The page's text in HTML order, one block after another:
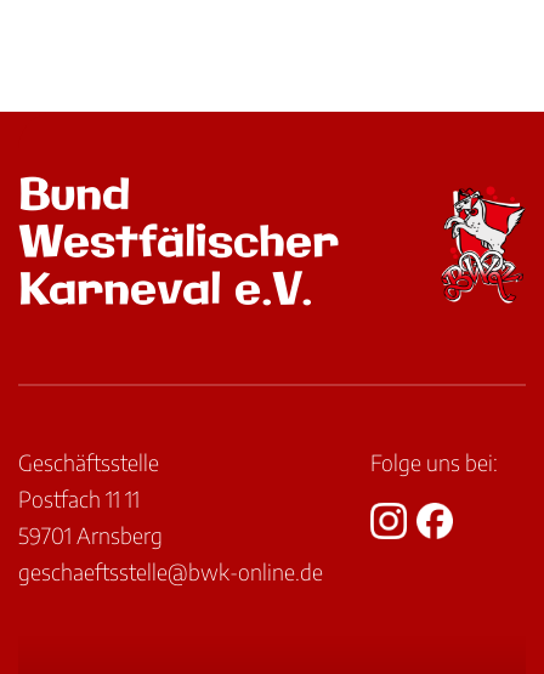
Bund
Westfälischer
Karneval e.V.
Geschäftsstelle
Postfach 11 11
59701 Arnsberg
geschaeftsstelle@bwk-online.de
Folge uns bei: